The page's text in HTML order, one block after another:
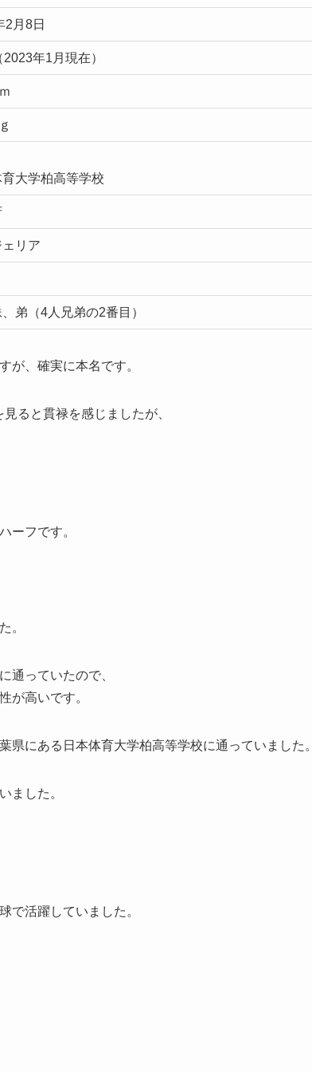
2月8日
年1月現在）
育大学柏高等学校
リア
、弟（4人兄弟の2番目）
が、確実に本名です。
ると貫禄を感じましたが、
ーフです。
。
に通っていたので、
が高いです。
県にある日本体育大学柏高等学校に通っていました。
ました。
で活躍していました。